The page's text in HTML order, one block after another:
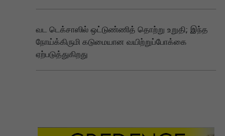
வட டெக்சாஸில் ஒட்டுண்ணித் தொற்று உறுதி; இந்த
நோய்க்கிருமி கடுமையான வயிற்றுப்போக்கை
ஏற்படுத்துகிறது